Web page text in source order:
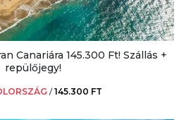
Canariára 145.300 Ft! Szállás +
repülőjegy!
/145.300 FT